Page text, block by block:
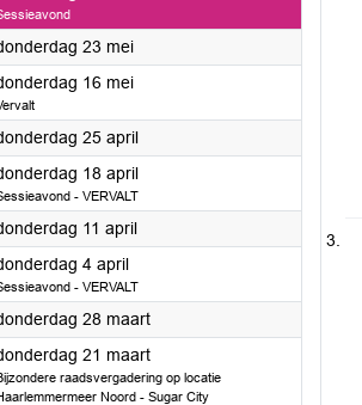
23 mei2024
16 mei2024
25 april2024
18 april2024
- VERVALT
11 april2024
4 april2024
- VERVALT
28 maart2024
21 maart2024
raadsvergadering op locatie
Noord - Sugar City